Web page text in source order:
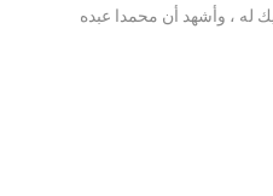
له ، وأشهد أن محمدا عبده